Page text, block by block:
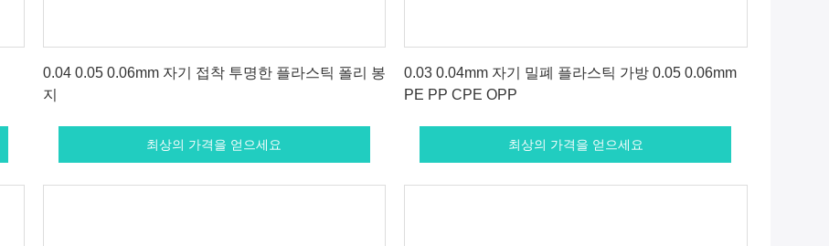
0.04 0.05 0.06mm 자기 접착 투명한 플라스틱 폴리 봉
지
최상의 가격을 얻으세요
0.03 0.04mm 자기 밀폐 플라스틱 가방 0.05 0.06mm
PE PP CPE OPP
최상의 가격을 얻으세요